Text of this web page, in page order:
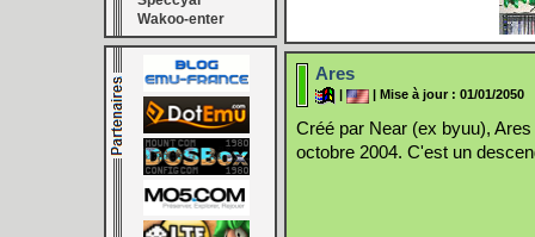
Wakoo-enter
Ares
| Mise à jour : 01/01/2050
Créé par Near (ex byuu),
octobre 2004. C'est un